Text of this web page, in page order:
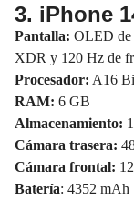
3. iPhone
Pantalla: OLED de
XDR y 120 Hz de
Procesador: A16
RAM: 6 GB
Almacenamiento:
Cámara trasera:
Cámara frontal:
Batería: 4352 mAh